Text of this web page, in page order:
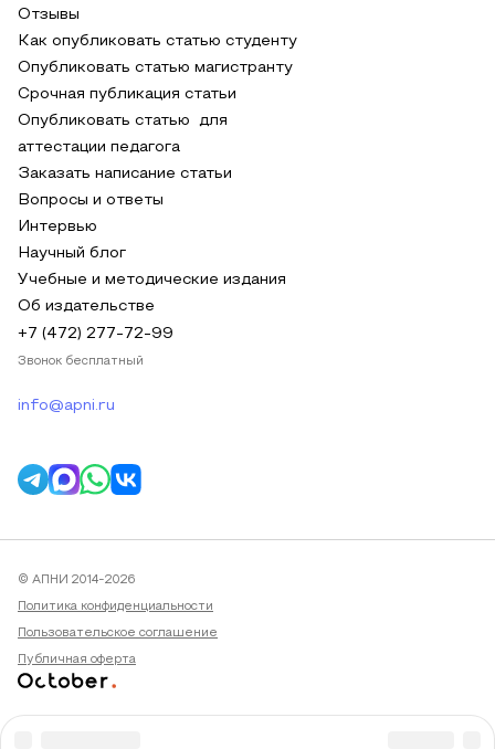
Отзывы
Как опубликовать статью студенту
Опубликовать статью магистранту
Срочная публикация статьи
Опубликовать статью для
аттестации педагога
Заказать написание статьи
Вопросы и ответы
Интервью
Научный блог
Учебные и методические издания
Об издательстве
+7 (472) 277-72-99
Звонок бесплатный
info@apni.ru
© АПНИ 2014-2026
Политика конфиденциальности
Пользовательское соглашение
Публичная оферта